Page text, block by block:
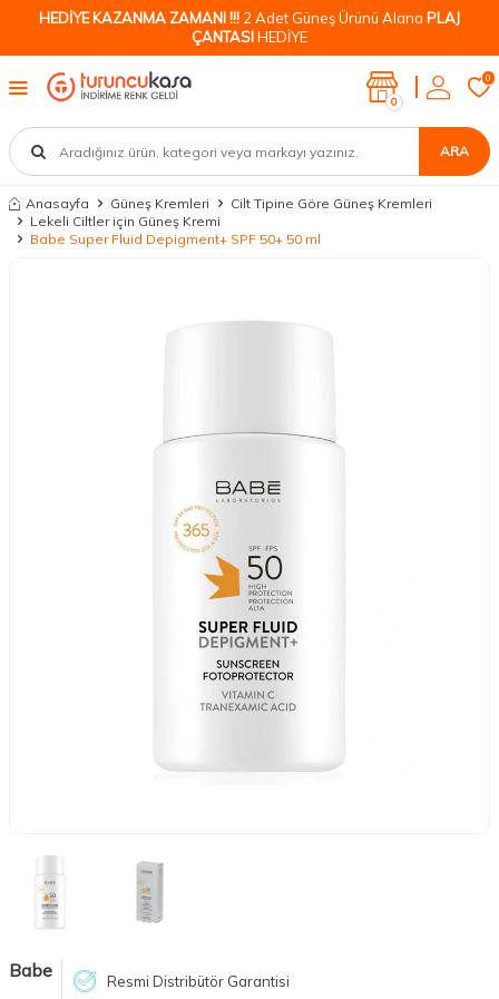
HEDİYE KAZANMA ZAMANI !!! 2 Adet Güneş Ürünü Alana PLAJ
ÇANTASIHEDİYE
ARA
0
0
Anasayfa Güneş Kremleri
Cilt Tipine Göre Güneş Kremleri
Lekeli Ciltler için Güneş Kremi
Babe Super Fluid Depigment+ SPF 50+ 50 ml
Babe Resmi Distribütör Garantisi